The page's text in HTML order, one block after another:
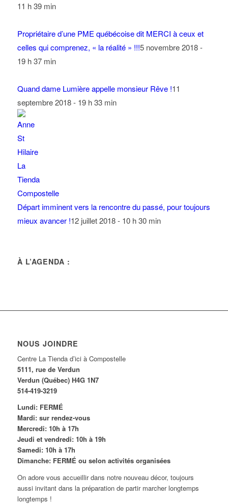
11 h 39 min
Propriétaire d’une PME québécoise dit MERCI à ceux et
celles qui comprenez, « la réalité » !!!5 novembre 2018 -
19 h 37 min
Quand dame Lumière appelle monsieur Rêve !11
septembre 2018 - 19 h 33 min
Départ imminent vers la rencontre du passé, pour toujours
mieux avancer !12 juillet 2018 - 10 h 30 min
À L’AGENDA :
NOUS JOINDRE
Centre La Tienda d’ici à Compostelle
5111, rue de Verdun
Verdun (Québec) H4G 1N7
514-419-3219
Lundi: FERMÉ
Mardi: sur rendez-vous
Mercredi: 10h à 17h
Jeudi et vendredi: 10h à 19h
Samedi: 10h à 17h
Dimanche: FERMÉ ou selon activités organisées
On adore vous accueillir dans notre nouveau décor, toujours
aussi invitant dans la préparation de partir marcher longtemps
longtemps !